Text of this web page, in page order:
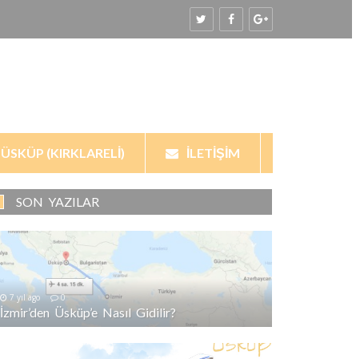
ÜSKÜP (KIRKLARELI) İLETIŞIM
SON YAZILAR
7 yıl ago 0
İzmir’den Üsküp’e Nasıl Gidilir?